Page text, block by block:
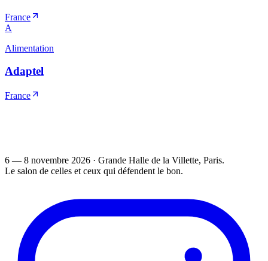
France
A
Alimentation
Adaptel
France
6 — 8 novembre 2026 · Grande Halle de la Villette, Paris.
Le salon de celles et ceux qui défendent le bon.